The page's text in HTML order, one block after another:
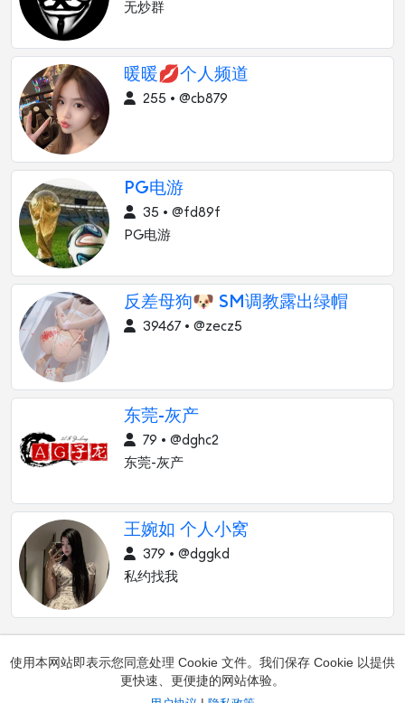
无炒群
暖暖💋个人频道
255 • @cb879
PG电游
35 • @fd89f
PG电游
反差母狗🐶 SM调教露出绿帽
39467 • @zecz5
东莞-灰产
79 • @dghc2
东莞-灰产
王婉如 个人小窝
379 • @dggkd
私约找我
使用本网站即表示您同意处理 Cookie 文件。我们保存 Cookie 以提供
更快速、更便捷的网站体验。